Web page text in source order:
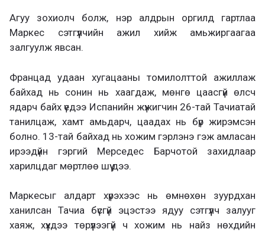
Агуу зохиолч болж, нэр алдрын оргилд гартлаа
Маркес сэтгүүлчийн ажил хийж амьжиргаагаа
залгуулж явсан.
Францад удаан хугацааны томилолттой ажиллаж
байхад нь сонин нь хаагдаж, мөнгө цаасгүй өлсч
ядарч байх үедээ Испанийн жүжигчин 26-тай Тачиатай
танилцаж, хамт амьдарч, цаадах нь бүр жирэмсэн
болно. 13-тай байхад нь хожим гэрлэнэ гэж амласан
ирээдүйн гэргий Мерседес Барчотой захидлаар
харилцдаг мөртлөө шүү дээ.
Маркесыг алдарт хүрэхээс нь өмнөхөн зуурдхан
ханилсан Тачиа бүсгүй эцэстээ ядуу сэтгүүлч залууг
хаяж, хүүхдээ төрүүлээгүй ч хожим нь найз нөхдийн